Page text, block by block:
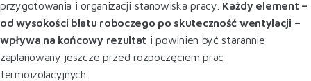
przygotowania i organizacji stanowiska pracy. Każdy element –
od wysokości blatu roboczego po skuteczność wentylacji –
wpływa na końcowy rezultat i powinien być starannie
zaplanowany jeszcze przed rozpoczęciem prac
termoizolacyjnych.